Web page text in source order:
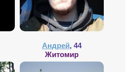
Андрей, 44
Житомир